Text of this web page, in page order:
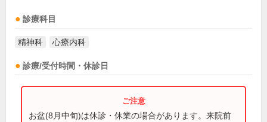
診療科目
精神科 心療内科
診療/受付時間・休診日
お盆(8月中旬)は休診・休業の場合があります。来院前